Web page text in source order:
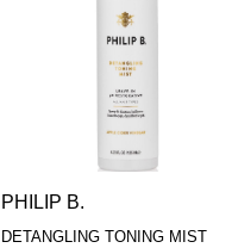
PHILIP B.
DETANGLING TONING MIST